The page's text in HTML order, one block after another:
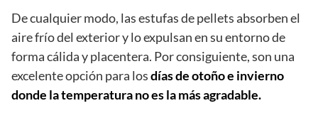
De cualquier modo, las estufas de pellets absorben el
aire frío del exterior y lo expulsan en su entorno de
forma cálida y placentera. Por consiguiente, son una
excelente opción para losdías de otoño e invierno
donde la temperatura no es la más agradable.